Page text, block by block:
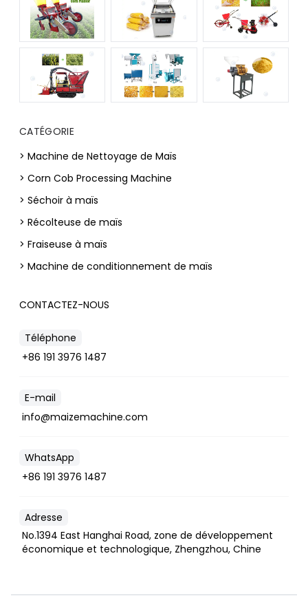
CATÉGORIE
> Machine de Nettoyage de Maïs
> Corn Cob Processing Machine
> Séchoir à maïs
> Récolteuse de maïs
> Fraiseuse à maïs
> Machine de conditionnement de maïs
CONTACTEZ-NOUS
Téléphone
+86 191 3976 1487
E-mail
info@maizemachine.com
WhatsApp
+86 191 3976 1487
Adresse
No.1394 East Hanghai Road, zone de développement
économique et technologique, Zhengzhou, Chine